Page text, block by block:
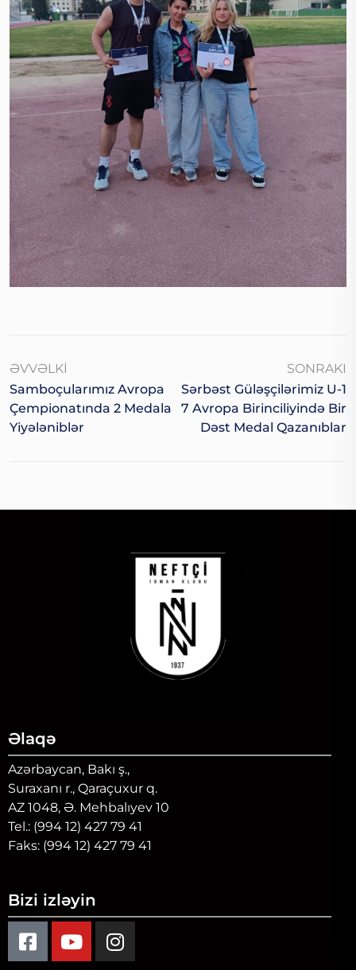
ƏVVƏLKI
Samboçularımız Avropa
Çempionatında 2 Medala
Yiyələniblər
SONRAKI
Sərbəst Güləşçilərimiz U-1
7 Avropa Birinciliyində Bir
Dəst Medal Qazanıblar
Əlaqə
Azərbaycan, Bakı ş.,
Suraxanı r., Qaraçuxur q.
AZ 1048, Ə. Mehbalıyev 10
Tel.: (994 12) 427 79 41
Faks: (994 12) 427 79 41
Bizi izləyin